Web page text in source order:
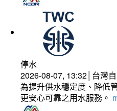
停水
2026-08-07, 13:32│台灣
為提升供水穩定度、降低
更安心可靠之用水服務。